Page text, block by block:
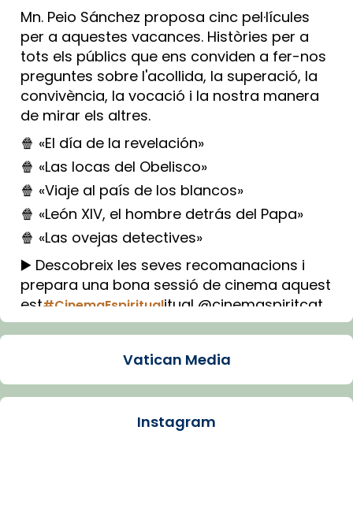
Mn. Peio Sánchez proposa cinc pel·lícules
per a aquestes vacances. Històries per a
tots els públics que ens conviden a fer-nos
preguntes sobre l'acollida, la superació, la
convivència, la vocació i la nostra manera
de mirar els altres.
🍿 «El día de la revelación»
🍿 «Las locas del Obelisco»
🍿 «Viaje al país de los blancos»
🍿 «León XIV, el hombre detrás del Papa»
🍿 «Las ovejas detectives»
▶️ Descobreix les seves recomanacions i
prepara una bona sessió de cinema aquest
est#CinemaEspiritualitual @cinemaspiritcat
Imatge: Generada amb IA (OpenAI)
Arquebisbat de Barcelona
Vatican Media
Instagram